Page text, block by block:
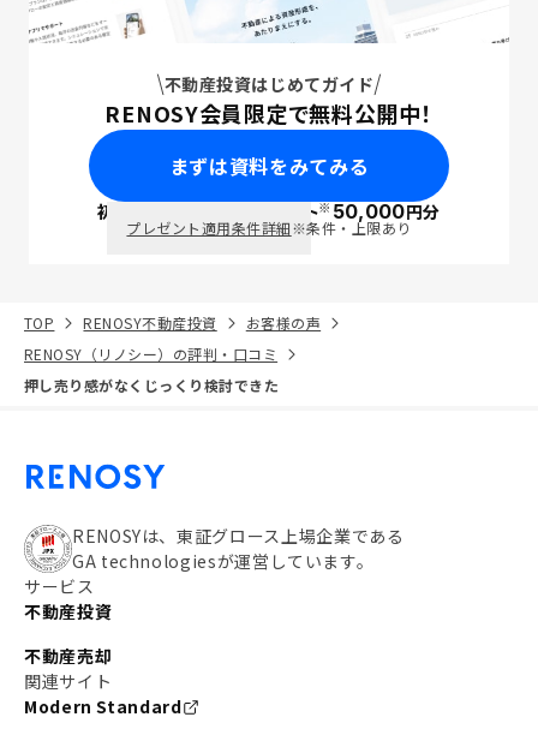
不動産投資はじめてガイド
RENOSY会員限定で無料公開中！
まずは資料をみてみる
初回面談で ポイント※50,000円分
プレゼント適用条件詳細※条件・上限あり
TOP RENOSY不動産投資
お客様の声
RENOSY（リノシー）の評判・口コミ
押し売り感がなくじっくり検討できた
RENOSYは、東証グロース上場企業である
GA technologiesが運営しています。
サービス
不動産投資
不動産売却
関連サイト
Modern Standard